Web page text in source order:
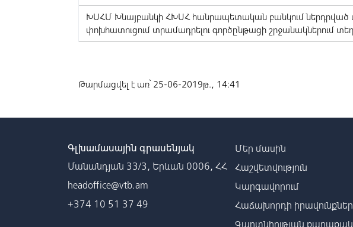
ԽՍՀՄ Խնայբանկի ՀԽՍՀ հանրապետական բանկում ներդրված
փոխհատուցում տրամադրելու գործընթացի շրջանակներում
Թարմացվել է առ՝ 25-06-2019թ., 14:41
Գլխամասային գրասենյակ
Մանանդյան 33/3, Երևան 0006, ՀՀ
headoffice@vtb.am
+374 10 51 37 49
Մեր մասին
Հաշվետվություն
Կարգավորում
Հաճախորդի իրավունքներ
Գաղտնիության